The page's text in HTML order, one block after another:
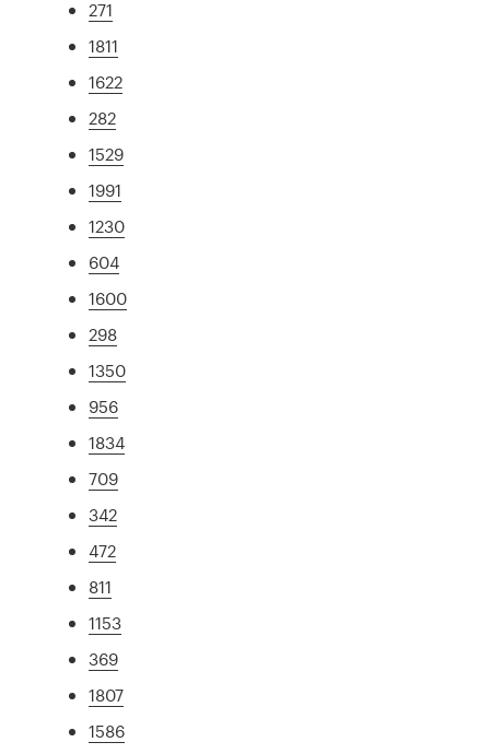
271
1811
1622
282
1529
1991
1230
604
1600
298
1350
956
1834
709
342
472
811
1153
369
1807
1586